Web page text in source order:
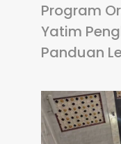
Program
Yatim
Panduan